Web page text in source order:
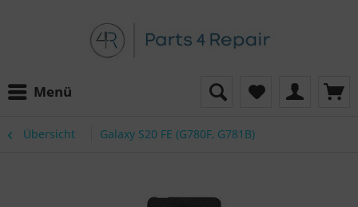
Menü
Übersicht Galaxy S20 FE (G780F, G781B)